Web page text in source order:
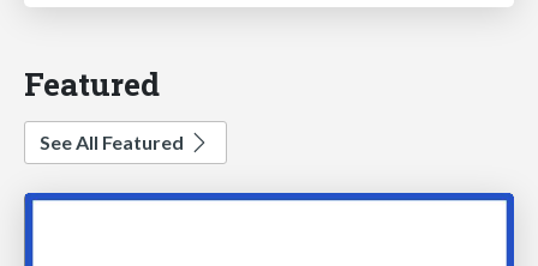
Featured
See All Featured